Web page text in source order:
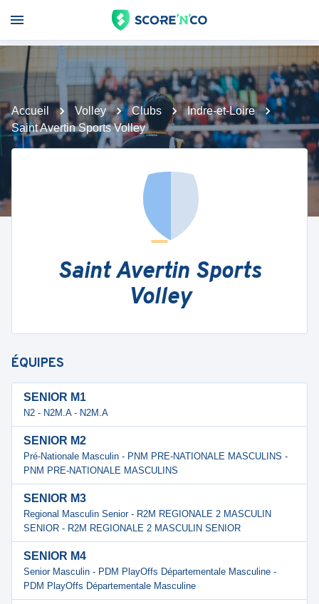
Accueil Volley Clubs
Indre-et-Loire
Saint Avertin Sports Volley
Saint Avertin Sports
Volley
ÉQUIPES
SENIOR M1
N2 - N2M.A - N2M.A
SENIOR M2
Pré-Nationale Masculin - PNM PRE-NATIONALE MASCULINS -
PNM PRE-NATIONALE MASCULINS
SENIOR M3
Regional Masculin Senior - R2M REGIONALE 2 MASCULIN
SENIOR - R2M REGIONALE 2 MASCULIN SENIOR
SENIOR M4
Senior Masculin - PDM PlayOffs Départementale Masculine -
PDM PlayOffs Départementale Masculine